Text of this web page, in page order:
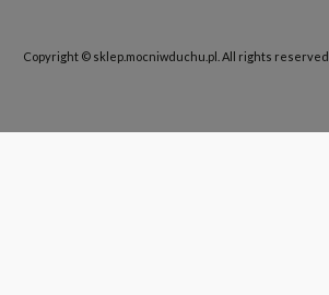
Copyright © sklep.mocniwduchu.pl. All rights reserved.